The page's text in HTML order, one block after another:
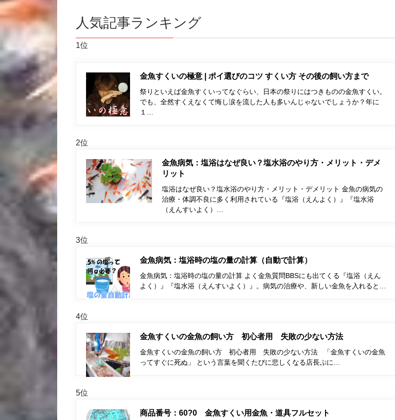
人気記事ランキング
1位
金魚すくいの極意 | ポイ選びのコツ すくい方 その後の飼い方まで
祭りといえば金魚すくいってなぐらい、日本の祭りにはつきものの金魚すくい。
でも、全然すくえなくて悔し涙を流した人も多いんじゃないでしょうか？年に
１…
2位
金魚病気：塩浴はなぜ良い？塩水浴のやり方・メリット・デメ
リット
塩浴はなぜ良い？塩水浴のやり方・メリット・デメリット 金魚の病気の
治療・体調不良に多く利用されている『塩浴（えんよく）』『塩水浴
（えんすいよく）…
3位
金魚病気：塩浴時の塩の量の計算（自動で計算）
金魚病気：塩浴時の塩の量の計算 よく金魚質問BBSにも出てくる『塩浴（えん
よく）』『塩水浴（えんすいよく）』。病気の治療や、新しい金魚を入れると…
4位
金魚すくいの金魚の飼い方 初心者用 失敗の少ない方法
金魚すくいの金魚の飼い方 初心者用 失敗の少ない方法 「金魚すくいの金魚
ってすぐに死ぬ」 という言葉を聞くたびに悲しくなる店長ぷに…
5位
商品番号：60?0 金魚すくい用金魚・道具フルセット